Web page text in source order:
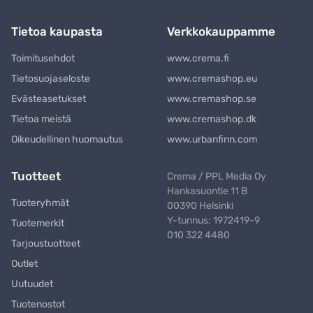
Tietoa kaupasta
Toimitusehdot
Tietosuojaseloste
Evästeasetukset
Tietoa meistä
Oikeudellinen huomautus
Verkkokauppamme
www.crema.fi
www.cremashop.eu
www.cremashop.se
www.cremashop.dk
www.urbanfinn.com
Tuotteet
Tuoteryhmät
Tuotemerkit
Tarjoustuotteet
Outlet
Uutuudet
Tuotenostot
Crema / PPL Media Oy
Hankasuontie 11 B
00390 Helsinki
Y-tunnus: 1972419-9
010 322 4480